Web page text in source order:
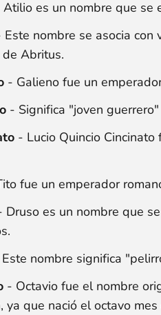
Atilio es un nombre que se
Este nombre se asocia con
Abritus.
- Galieno fue un
- Significa "joven
- Lucio Quincio
fue un emperador
Druso es un nombre que
nombre significa
- Octavio fue el nombre
ya que nació el octavo